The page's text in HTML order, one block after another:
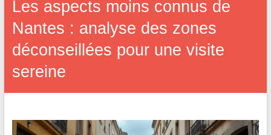
Les aspects moins connus de
Nantes : analyse des zones
déconseillées pour une visite
sereine